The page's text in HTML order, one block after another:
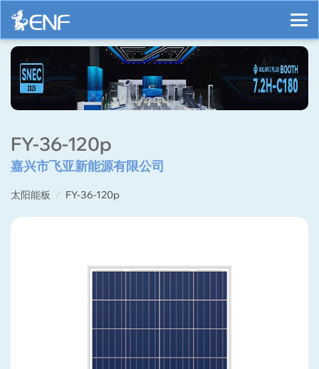
FY-36-120p
嘉兴市飞亚新能源有限公司
太阳能板 FY-36-120p